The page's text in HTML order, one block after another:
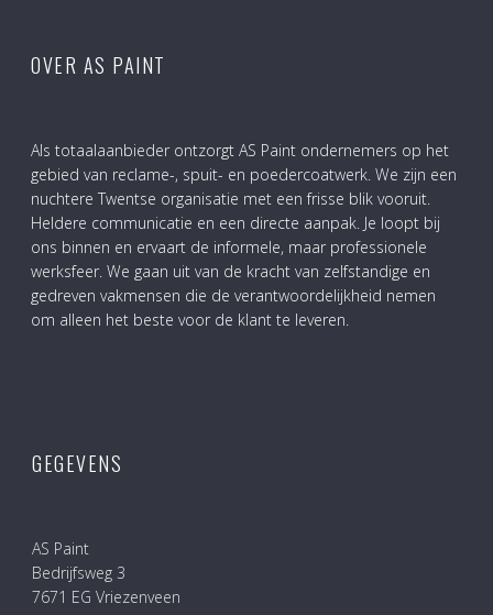
OVER AS PAINT
Als totaalaanbieder ontzorgt AS Paint ondernemers op het
gebied van reclame-, spuit- en poedercoatwerk. We zijn een
nuchtere Twentse organisatie met een frisse blik vooruit.
Heldere communicatie en een directe aanpak. Je loopt bij
ons binnen en ervaart de informele, maar professionele
werksfeer. We gaan uit van de kracht van zelfstandige en
gedreven vakmensen die de verantwoordelijkheid nemen
om alleen het beste voor de klant te leveren.
GEGEVENS
AS Paint
Bedrijfsweg 3
7671 EG Vriezenveen